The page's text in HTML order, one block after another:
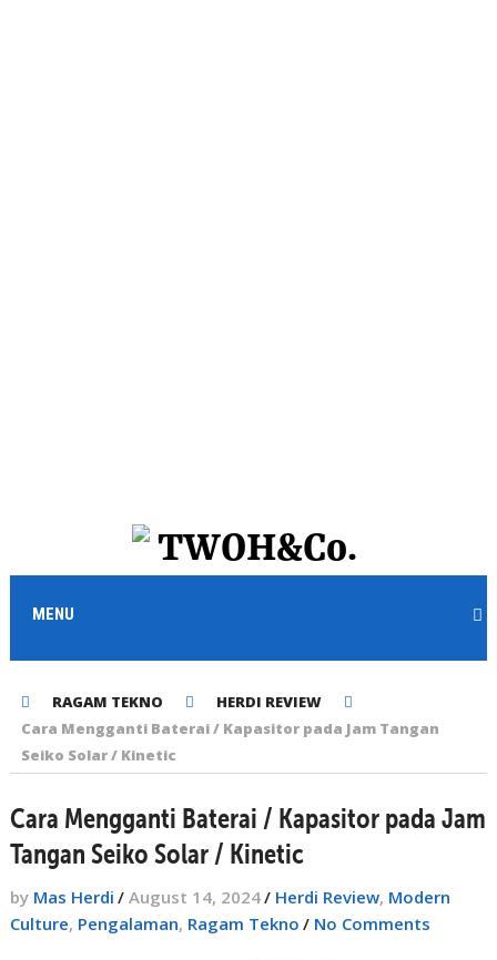
MENU
RAGAM TEKNO
HERDI REVIEW
Cara Mengganti Baterai / Kapasitor pada Jam Tangan
Seiko Solar / Kinetic
Cara Mengganti Baterai / Kapasitor pada Jam
Tangan Seiko Solar / Kinetic
by Mas Herdi / August 14, 2024/ Herdi Review, Modern
Culture, Pengalaman, Ragam Tekno / No Comments